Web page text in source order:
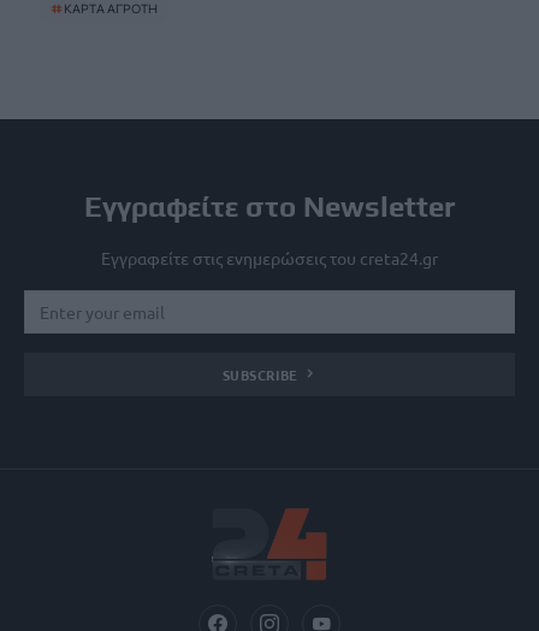
# ΚΑΡΤΑ ΑΓΡΟΤΗ
Εγγραφείτε στο Newsletter
Εγγραφείτε στις ενημερώσεις του creta24.gr
SUBSCRIBE